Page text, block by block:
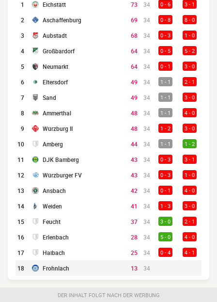
1 Eichstätt 73 34 0 - 6 3 - 1
2 Aschaffenburg 69 34 0 - 8 8 - 0
3 Aubstadt 68 34 0 - 3 1 - 0
4 Großbardorf 64 34 0 - 5 5 - 2
5 Neumarkt 64 34 0 - 1 3 - 0
6 Eltersdorf 49 34 1 - 1 2 - 1
7 Sand 49 34 1 - 1 3 - 0
8 Ammerthal 48 34 1 - 1 4 - 0
9 Würzburg II 48 34 1 - 2 3 - 0
10 Amberg 44 34 1 - 1 1 - 2
11 DJK Bamberg 43 34 0 - 3 3 - 1
12 Würzburger FV 43 34 0 - 3 1 - 0
13 Ansbach 42 34 0 - 1 4 - 0
14 Weiden 41 34 1 - 3 3 - 0
15 Feucht 37 34 3 - 0 2 - 1
16 Erlenbach 28 34 5 - 0 4 - 0
17 Haibach 25 34 0 - 4 4 - 1
18 Frohnlach 13 34
DER INHALT FOLGT NACH DER WERBUNG